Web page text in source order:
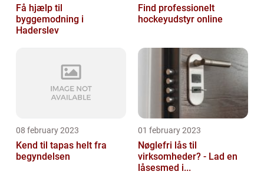
Få hjælp til
byggemodning i
Haderslev
Find professionelt
hockeyudstyr online
08 february 2023
Kend til tapas helt fra
begyndelsen
01 february 2023
Nøglefri lås til
virksomheder? - Lad en
låsesmed i...